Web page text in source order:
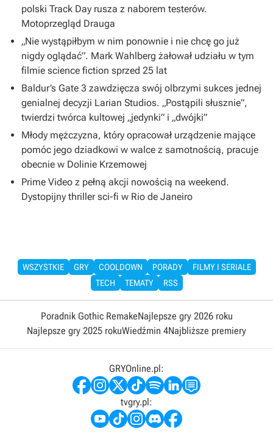
polski Track Day rusza z naborem testerów.
Motoprzegląd Drauga
„Nie wystąpiłbym w nim ponownie i nie chcę go już
nigdy oglądać”. Mark Wahlberg żałował udziału w tym
filmie science fiction sprzed 25 lat
Baldur’s Gate 3 zawdzięcza swój olbrzymi sukces jednej
genialnej decyzji Larian Studios. „Postąpili słusznie”,
twierdzi twórca kultowej „jedynki” i „dwójki”
Młody mężczyzna, który opracował urządzenie mające
pomóc jego dziadkowi w walce z samotnością, pracuje
obecnie w Dolinie Krzemowej
Prime Video z pełną akcji nowością na weekend.
Dystopijny thriller sci-fi w Rio de Janeiro
WSZYSTKIE GRY COOLDOWN PORADY
FILMY I SERIALE
TECH
TEMATY RSS
Poradnik Gothic RemakeNajlepsze gry 2026 roku
Najlepsze gry 2025 rokuWiedźmin 4Najbliższe premiery
GRYOnline.pl:
tvgry.pl: